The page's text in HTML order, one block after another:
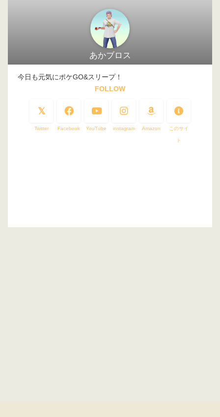
あかブロス
今日も元気にポケGO&スリープ！
FOLLOW
Twitter Facebook YouTube instagram Amazon このサイ
ト